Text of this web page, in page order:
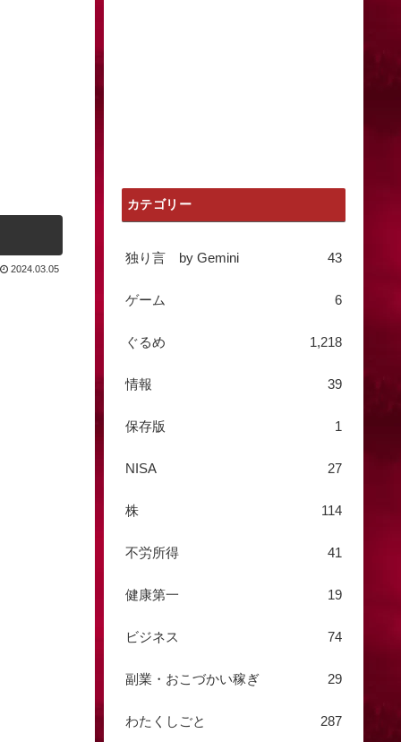
2024.03.05
カテゴリー
独り言 by Gemini 43
ゲーム 6
ぐるめ 1,218
情報 39
保存版 1
NISA 27
株 114
不労所得 41
健康第一 19
ビジネス 74
副業・おこづかい稼ぎ 29
わたくしごと 287